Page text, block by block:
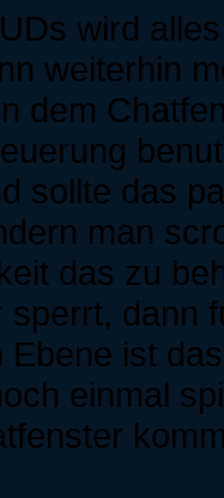
wird
weiterhin
dem
sollte das
man
das zu
dann
ist
einmal